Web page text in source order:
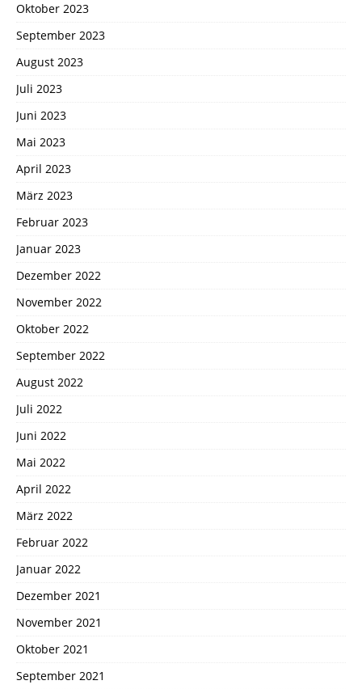
Oktober 2023
September 2023
August 2023
Juli 2023
Juni 2023
Mai 2023
April 2023
März 2023
Februar 2023
Januar 2023
Dezember 2022
November 2022
Oktober 2022
September 2022
August 2022
Juli 2022
Juni 2022
Mai 2022
April 2022
März 2022
Februar 2022
Januar 2022
Dezember 2021
November 2021
Oktober 2021
September 2021